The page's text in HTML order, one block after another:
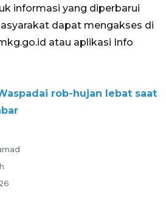
informasi yang diperbarui
dapat mengakses di
atau aplikasi Info
rob-hujan lebat saat